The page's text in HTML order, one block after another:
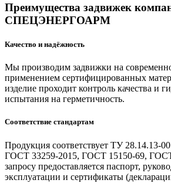
Преимущества задвижек
СПЕЦЭНЕРГОАРМ
Качество и надёжность
Мы производим задвижки на
применением сертифицированных
изделие проходит контроль качества и
испытания на герметичность.
Соответствие стандартам
Продукция соответствует ТУ 28.14.13-
ГОСТ 33259-2015, ГОСТ 15150-69,
запросу предоставляется паспорт,
эксплуатации и сертификаты